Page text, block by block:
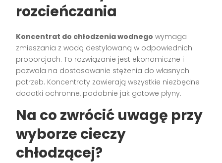
rozcieńczania
Koncentrat do chłodzenia wodnego wymaga
zmieszania z wodą destylowaną w odpowiednich
proporcjach. To rozwiązanie jest ekonomiczne i
pozwala na dostosowanie stężenia do własnych
potrzeb. Koncentraty zawierają wszystkie niezbędne
dodatki ochronne, podobnie jak gotowe płyny.
Na co zwrócić uwagę przy
wyborze cieczy
chłodzącej?